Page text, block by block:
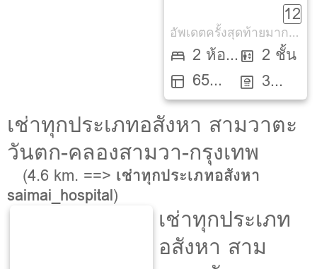
Hathairat]
12
อัพเดตครั้งสุดท้ายมากกว่า 30 วัน
2 ห้อง
นอน65
ตรว.
2 ชั้น
3
ห้องน้ำ
เช่าทุกประเภทอสังหา สามวาตะ
วันตก-คลองสามวา-กรุงเทพ
(4.6 km. ==> เช่าทุกประเภทอสังหา
saimai_hospital)
เช่าทุกประเภท
อสังหา สาม